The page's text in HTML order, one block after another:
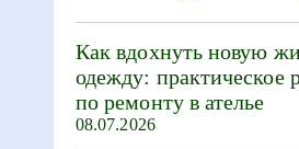
Как вдохнуть новую
одежду: практическое
по ремонту в ателье
08.07.2026